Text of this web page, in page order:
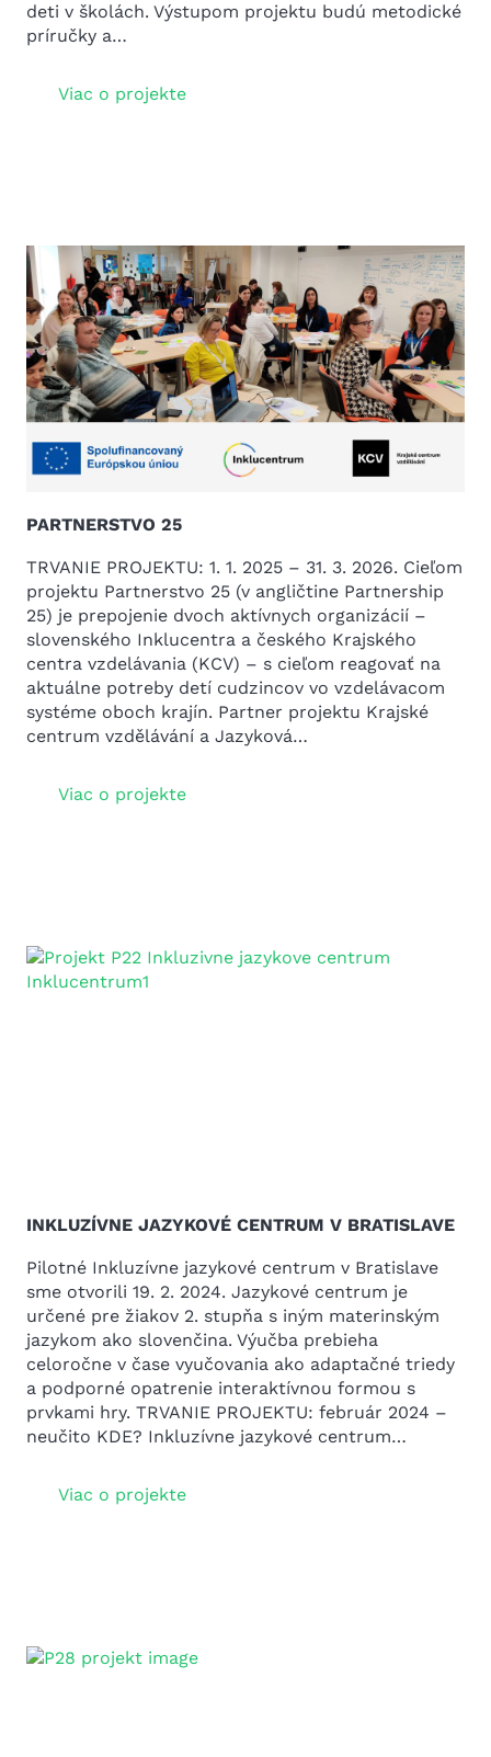
deti v školách. Výstupom projektu budú metodické
príručky a…
Viac o projekte
PARTNERSTVO 25
TRVANIE PROJEKTU: 1. 1. 2025 – 31. 3. 2026. Cieľom
projektu Partnerstvo 25 (v angličtine Partnership
25) je prepojenie dvoch aktívnych organizácií –
slovenského Inklucentra a českého Krajského
centra vzdelávania (KCV) – s cieľom reagovať na
aktuálne potreby detí cudzincov vo vzdelávacom
systéme oboch krajín. Partner projektu Krajské
centrum vzdělávání a Jazyková…
Viac o projekte
INKLUZÍVNE JAZYKOVÉ CENTRUM V BRATISLAVE
Pilotné Inkluzívne jazykové centrum v Bratislave
sme otvorili 19. 2. 2024. Jazykové centrum je
určené pre žiakov 2. stupňa s iným materinským
jazykom ako slovenčina. Výučba prebieha
celoročne v čase vyučovania ako adaptačné triedy
a podporné opatrenie interaktívnou formou s
prvkami hry. TRVANIE PROJEKTU: február 2024 –
neučito KDE? Inkluzívne jazykové centrum…
Viac o projekte